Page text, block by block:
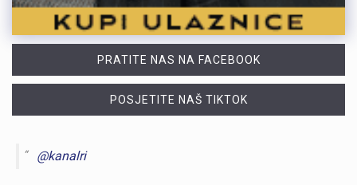
PRATITE NAS NA FACEBOOK
POSJETITE NAŠ TIKTOK
@kanalri